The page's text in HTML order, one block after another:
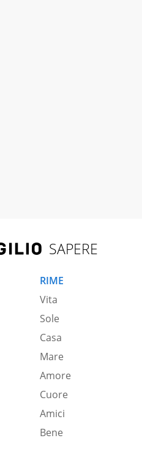
SAPERE
RIME
Vita
Sole
Casa
Mare
Amore
Cuore
Amici
Bene